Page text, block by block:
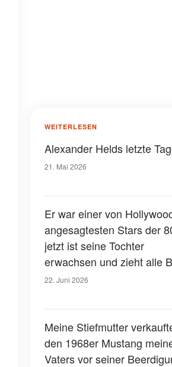
WEITERLESEN
Alexander Helds letzte
21. Mai 2026
Er war einer von
angesagtesten Stars der
jetzt ist seine Tochter
erwachsen und zieht alle
auf sich – Fotos
22. Juni 2026
Meine Stiefmutter
den 1968er Mustang
Vaters vor seiner